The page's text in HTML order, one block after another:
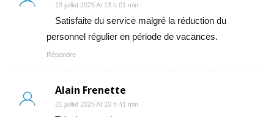
13 juillet 2025 At 13 h 01 min
Satisfaite du service malgré la réduction du
personnel régulier en période de vacances.
Répondre
Alain Frenette
21 juillet 2025 At 10 h 41 min